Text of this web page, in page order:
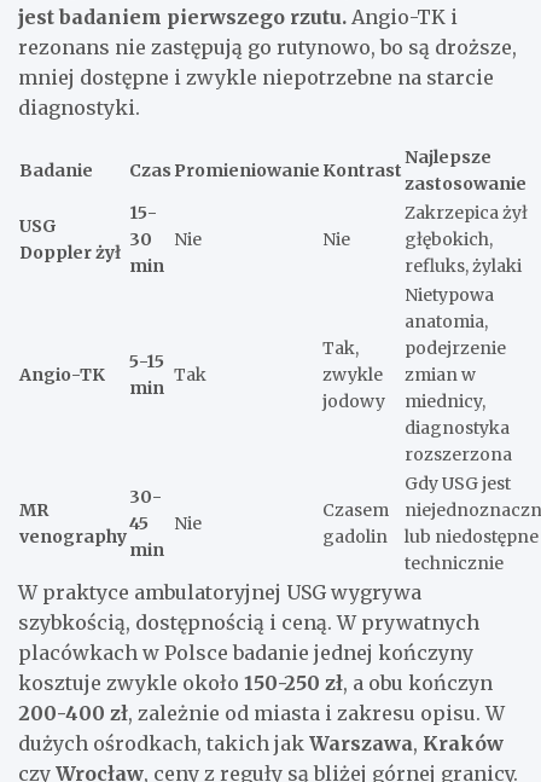
jest badaniem pierwszego rzutu. Angio-TK i
rezonans nie zastępują go rutynowo, bo są droższe,
mniej dostępne i zwykle niepotrzebne na starcie
diagnostyki.
Badanie Czas Promieniowanie Kontrast
Najlepsze
zastosowanie
USG
Doppler żył
15-
30
min
Nie Nie
Zakrzepica żył
głębokich,
refluks, żylaki
Angio-TK
5-15
min
Tak
Tak,
zwykle
jodowy
Nietypowa
anatomia,
podejrzenie
zmian w
miednicy,
diagnostyka
rozszerzona
MR
venography
30-
45
min
Nie
Czasem
gadolin
Gdy USG jest
lub niedostępne
technicznie
W praktyce ambulatoryjnej USG wygrywa
szybkością, dostępnością i ceną. W prywatnych
placówkach w Polsce badanie jednej kończyny
kosztuje zwykle około 150-250 zł, a obu kończyn
200-400 zł, zależnie od miasta i zakresu opisu. W
dużych ośrodkach, takich jak Warszawa, Kraków
czy Wrocław, ceny z reguły są bliżej górnej granicy.